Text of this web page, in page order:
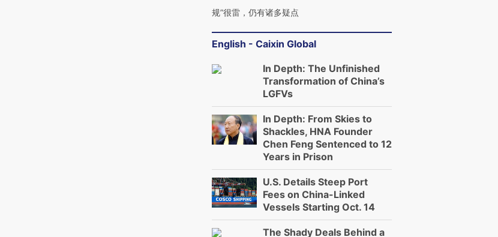
规”很雷，仍有诸多疑点
English - Caixin Global
In Depth: The Unfinished
Transformation of China’s
LGFVs
In Depth: From Skies to
Shackles, HNA Founder
Chen Feng Sentenced to 12
Years in Prison
U.S. Details Steep Port
Fees on China-Linked
Vessels Starting Oct. 14
The Shady Deals Behind a